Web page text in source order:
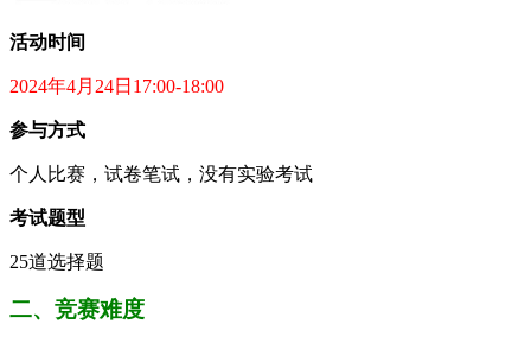
活动时间
2024年4月24日17:00-18:00
参与方式
个人比赛，试卷笔试，没有实验考试
考试题型
25道选择题
二、竞赛难度